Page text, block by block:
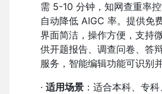
需 5-10 分钟，知网查重率
自动降低 AIGC 率。提供免
界面简洁，操作方便，支持
供开题报告、调查问卷、答
服务，智能编辑功能可识别
· 适用场景 ：适合本科、专